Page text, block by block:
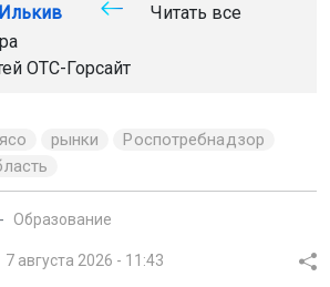
Читать все
ОТС-Горсайт
рынки
Роспотребнадзор
Образование
7 августа 2026 - 11:43